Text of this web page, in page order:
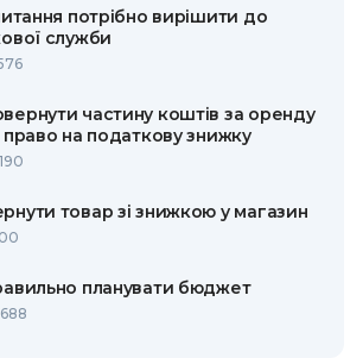
потрібно вирішити до
служби
частину коштів за оренду
на податкову знижку
товар зі знижкою у магазин
планувати бюджет
688